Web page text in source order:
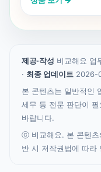
제공·작성 비교해요 업
· 최종 업데이트 2026-
본 콘텐츠는 일반적인
세무 등 전문 판단이
바랍니다.
ⓒ 비교해요. 본 콘텐츠
반 시 저작권법에 따라